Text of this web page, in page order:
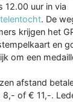
12.00 uur in via
. De
krijgen het
en
om een
afstand
of € 11,-.